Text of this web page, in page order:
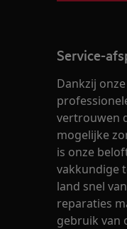
Service-
Dankzij
vertrouwen
mogelijke
is onze
vakkundige
land snel
reparaties
gebruik van